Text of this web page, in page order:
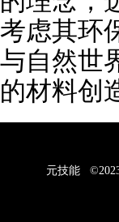
考虑其环
与自然世
的材料创
元技能